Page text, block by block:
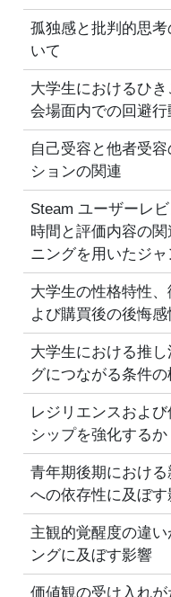
孤独感と批判的思
いて
大学生におけるひ
会場面内での回避
自己受容と他者受
ションの関連
Steam ユーザーレ
時間と評価内容の
ニングを用いたジ
大学生の性格特性
よび購買後の後悔
大学生における推
グにつながる条件
レジリエンスおよ
シップを強化するか
青年期後期におけ
への依存性に及ぼす
主観的覚醒度の違
ングに及ぼす影響
価値観の受け入れ